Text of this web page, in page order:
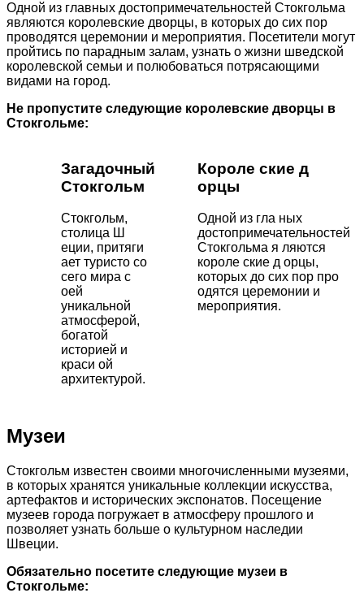
Одной из главных достопримечательностей Стокгольма
являются королевские дворцы, в которых до сих пор
проводятся церемонии и мероприятия. Посетители могут
пройтись по парадным залам, узнать о жизни шведской
королевской семьи и полюбоваться потрясающими
видами на город.
Не пропустите следующие королевские дворцы в
Стокгольме:
Загадочный
Стокгольм
Стокгольм,
столица Ш
еции, притяги
ает туристо со
сего мира с
оей
уникальной
атмосферой,
богатой
историей и
краси ой
архитектурой.
Короле ские д
орцы
Одной из гла ных
достопримечательностей
Стокгольма я ляются
короле ские д орцы,
которых до сих пор про
одятся церемонии и
мероприятия.
Музеи
Стокгольм известен своими многочисленными музеями,
в которых хранятся уникальные коллекции искусства,
артефактов и исторических экспонатов. Посещение
музеев города погружает в атмосферу прошлого и
позволяет узнать больше о культурном наследии
Швеции.
Обязательно посетите следующие музеи в
Стокгольме: